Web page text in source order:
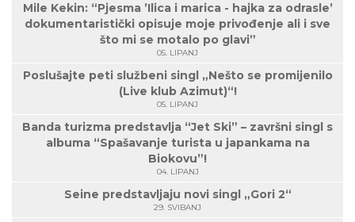
Mile Kekin: “Pjesma ’Ilica i marica - hajka za odrasle’
dokumentaristički opisuje moje privođenje ali i sve
što mi se motalo po glavi”
05. LIPANJ
Poslušajte peti službeni singl „Nešto se promijenilo
(Live klub Azimut)“!
05. LIPANJ
Banda turizma predstavlja “Jet Ski” – završni singl s
albuma “Spašavanje turista u japankama na
Biokovu”!
04. LIPANJ
Seine predstavljaju novi singl „Gori 2“
29. SVIBANJ